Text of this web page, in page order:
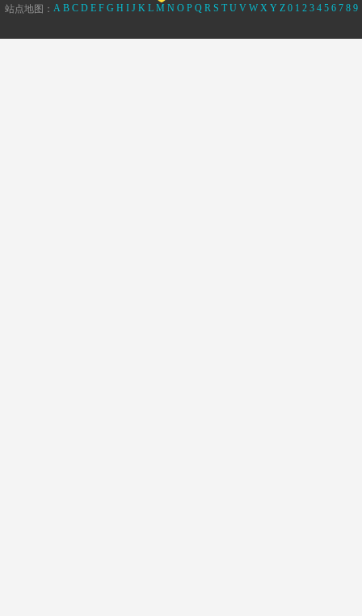
丰田 普拉多四驱 标准型 2014款 2.7L
丰田 普拉多四驱 美规 2010款 4.0L
站点地图： A B C D E F G H I J K L M N O P Q R S T U V W X Y Z 0 1 2 3 4 5 6 7 8 9